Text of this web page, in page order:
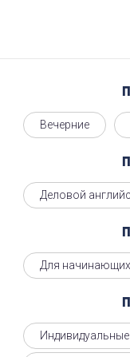
Вечерние
Деловой
Для начинающих
Индивидуальные